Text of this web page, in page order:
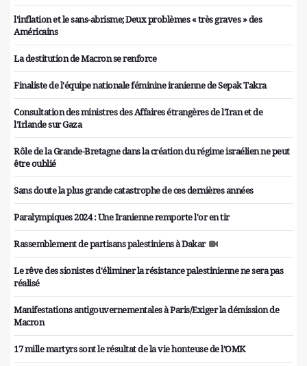
l'inflation et le sans-abrisme; Deux problèmes « très graves » des
Américains
La destitution de Macron se renforce
Finaliste de l'équipe nationale féminine iranienne de Sepak Takra
Consultation des ministres des Affaires étrangères de l'Iran et de
l'Irlande sur Gaza
Rôle de la Grande-Bretagne dans la création du régime israélien ne peut
être oublié
Sans doute la plus grande catastrophe de ces dernières années
Paralympiques 2024 : Une Iranienne remporte l'or en tir
Rassemblement de partisans palestiniens à Dakar
Le rêve des sionistes d'éliminer la résistance palestinienne ne sera pas
réalisé
Manifestations antigouvernementales à Paris/Exiger la démission de
Macron
17 mille martyrs sont le résultat de la vie honteuse de l’OMK